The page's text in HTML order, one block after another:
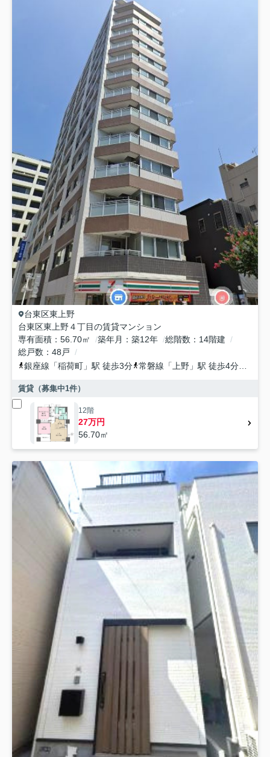
台東区東上野
台東区東上野４丁目の賃貸マンション
専有面積
56.70㎡ 築年月 築12年 総階数
14階建
総戸数
48戸
銀座線 「稲荷町 」駅 徒歩3分 常磐線 「 上野 」駅 徒歩4分
賃貸（募集中1件）
12階
27万円
56.70㎡